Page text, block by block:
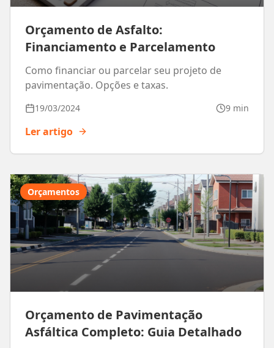
Orçamento de Asfalto:
Financiamento e Parcelamento
Como financiar ou parcelar seu projeto de
pavimentação. Opções e taxas.
19/03/2024 9 min
Ler artigo
Orçamentos
Orçamento de Pavimentação
Asfáltica Completo: Guia Detalhado